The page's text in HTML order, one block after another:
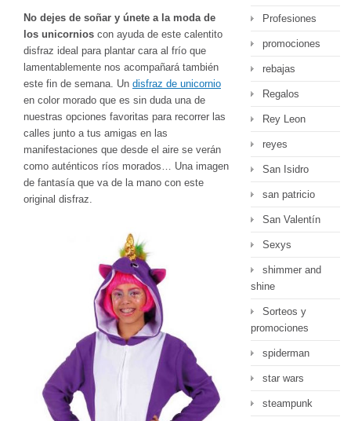
No dejes de soñar y únete a la moda de
los unicornios con ayuda de este calentito
disfraz ideal para plantar cara al frío que
lamentablemente nos acompañará también
este fin de semana. Un disfraz de unicornio
en color morado que es sin duda una de
nuestras opciones favoritas para recorrer las
calles junto a tus amigas en las
manifestaciones que desde el aire se verán
como auténticos ríos morados… Una imagen
de fantasía que va de la mano con este
original disfraz.
Profesiones
promociones
rebajas
Regalos
Rey Leon
reyes
San Isidro
san patricio
San Valentín
Sexys
shimmer and
shine
Sorteos y
promociones
spiderman
star wars
steampunk